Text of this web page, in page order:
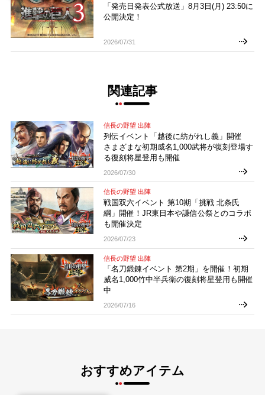
「発売日発表公式放送」8月3日(月) 23:50に
公開決定！
2026/07/31
関連記事
信長の野望 出陣
列伝イベント「越後に紡がれし義」開催
さまざまな初期威名1,000武将が復刻登場す
る復刻将星登用も開催
2026/07/30
信長の野望 出陣
戦国双六イベント 第10期「挑戦 北条氏
綱」開催！JR東日本や謙信公祭とのコラボ
も開催決定
2026/07/23
信長の野望 出陣
「名刀鍛錬イベント 第2期」を開催！初期
威名1,000竹中半兵衛の復刻将星登用も開催
中
2026/07/16
おすすめアイテム